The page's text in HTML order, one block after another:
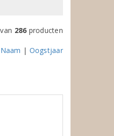
van 286 producten
Naam | Oogstjaar